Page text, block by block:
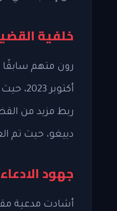
خلفية
ربط مزيد من
دييغو، حيث تم
جهود
أشادت مدعية